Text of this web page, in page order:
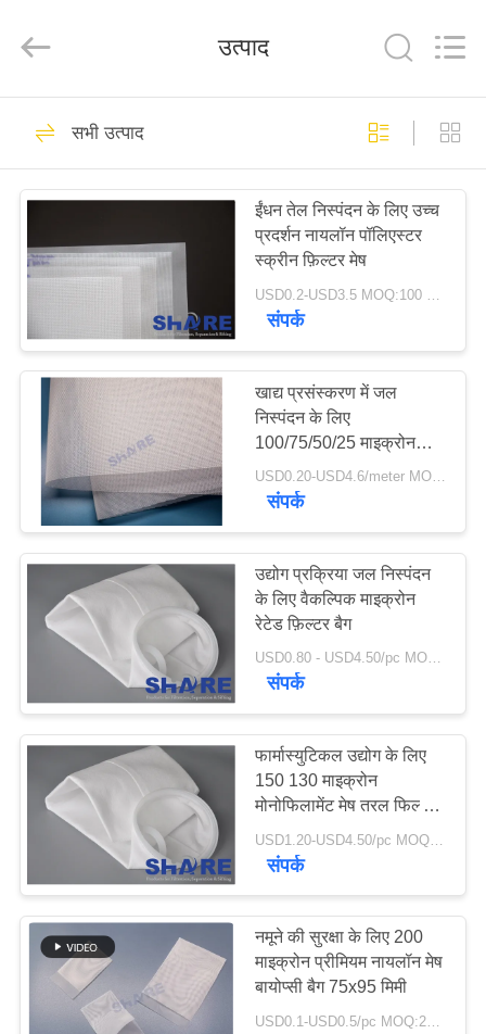
उत्पाद
विडियो
हमारे
बारे
कारखाने
दौरा
गुणवत्ता
नियंत्रण
हमसे
संपर्क
मामले
Group
Limited.
पॉलिएस्टर फिल्टर जाल
177
बुना फ़िल्टर जाल
47
नायलॉन फिल्टर मेष
273
पॉलीप्रोपाइलीन फ़िल्टर
मेष
88
उत्पाद
सभी उत्पाद
ईंधन तेल निस्पंदन के लिए उच्च
प्रदर्शन नायलॉन पॉलिएस्टर
स्क्रीन फ़िल्टर मेष
USD0.2-USD3.5 MOQ:100 मीटर
संपर्क
खाद्य प्रसंस्करण में जल
निस्पंदन के लिए
100/75/50/25 माइक्रोन
पॉलिएस्टर फ़िल्टर मेष
USD0.20-USD4.6/meter MOQ:50 मीटर
संपर्क
उद्योग प्रक्रिया जल निस्पंदन
के लिए वैकल्पिक माइक्रोन
रेटेड फ़िल्टर बैग
USD0.80 - USD4.50/pc MOQ:100PCS
संपर्क
फार्मास्युटिकल उद्योग के लिए
150 130 माइक्रोन
मोनोफिलामेंट मेष तरल फिल्टर
बैग
संपर्क
नमूने की सुरक्षा के लिए 200
माइक्रोन प्रीमियम नायलॉन मेष
बायोप्सी बैग 75x95 मिमी
USD0.1-USD0.5/pc MOQ:200PCS